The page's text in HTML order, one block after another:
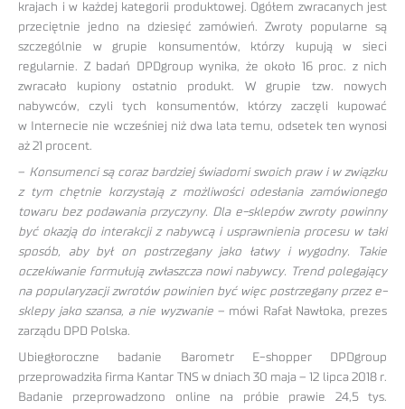
krajach i w każdej kategorii produktowej. Ogółem zwracanych jest
przeciętnie jedno na dziesięć zamówień. Zwroty popularne są
szczególnie w grupie konsumentów, którzy kupują w sieci
regularnie. Z badań DPDgroup wynika, że około 16 proc. z nich
zwracało kupiony ostatnio produkt. W grupie tzw. nowych
nabywców, czyli tych konsumentów, którzy zaczęli kupować
w Internecie nie wcześniej niż dwa lata temu, odsetek ten wynosi
aż 21 procent.
– Konsumenci są coraz bardziej świadomi swoich praw i w związku
z tym chętnie korzystają z możliwości odesłania zamówionego
towaru bez podawania przyczyny. Dla e-sklepów zwroty powinny
być okazją do interakcji z nabywcą i usprawnienia procesu w taki
sposób, aby był on postrzegany jako łatwy i wygodny. Takie
oczekiwanie formułują zwłaszcza nowi nabywcy. Trend polegający
na popularyzacji zwrotów powinien być więc postrzegany przez e-
sklepy jako szansa, a nie wyzwanie – mówi Rafał Nawłoka, prezes
zarządu DPD Polska.
Ubiegłoroczne badanie Barometr E-shopper DPDgroup
przeprowadziła firma Kantar TNS w dniach 30 maja – 12 lipca 2018 r.
Badanie przeprowadzono online na próbie prawie 24,5 tys.